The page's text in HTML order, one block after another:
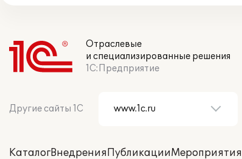
Отраслевые
и специализированные решения
1С:Предприятие
Другие сайты 1С
КаталогВнедренияПубликацииМероприятия